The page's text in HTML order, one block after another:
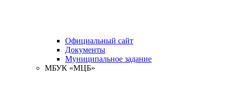
Официальный сайт
Документы
Муниципальное задание
МБУК «МЦБ»